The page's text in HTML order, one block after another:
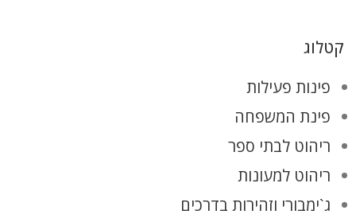
קטלוג
פינות פעילות
פינת המשפחה
ריהוט לבתי ספר
ריהוט למעונות
ג`ימבורי וזהירות בדרכים